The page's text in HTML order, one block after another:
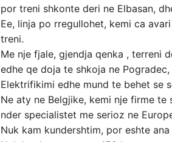
por treni shkonte deri ne Elbasan,
Ee, linja po rregullohet, kemi ca
treni.
Me nje fjale, gjendja qenka , terreni
edhe qe doja te shkoja ne
Elektrifikimi edhe mund te behet se
Ne aty ne Belgjike, kemi nje firme
nder specialistet me serioz ne
Nuk kam kundershtim, por eshte